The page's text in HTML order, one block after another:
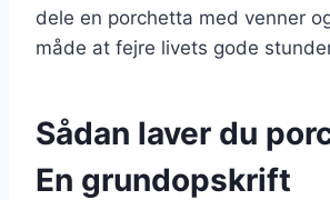
dele en porchetta med venner
måde at fejre livets gode
Sådan laver du
En grundopskrift